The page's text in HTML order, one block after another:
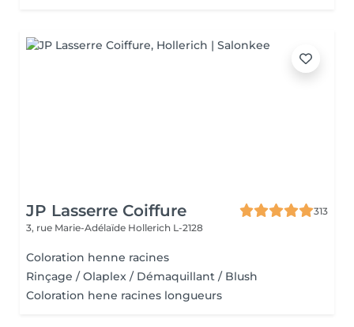
JP Lasserre Coiffure
313
3, rue Marie-Adélaïde Hollerich L-2128
Coloration henne racines
Rinçage / Olaplex / Démaquillant / Blush
Coloration hene racines longueurs